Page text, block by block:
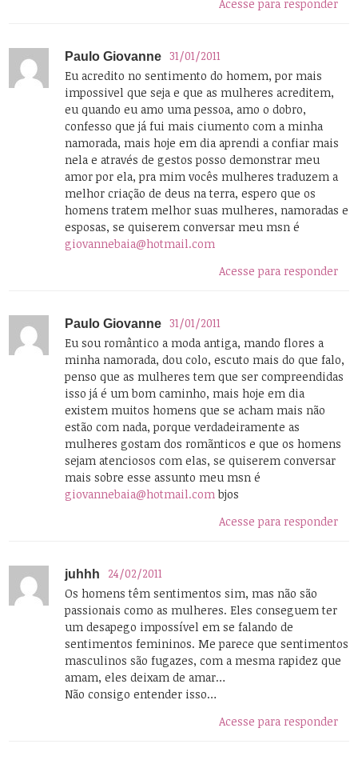
Acesse para responder
Paulo Giovanne
31/01/2011
Eu acredito no sentimento do homem, por mais
impossivel que seja e que as mulheres acreditem,
eu quando eu amo uma pessoa, amo o dobro,
confesso que já fui mais ciumento com a minha
namorada, mais hoje em dia aprendi a confiar mais
nela e através de gestos posso demonstrar meu
amor por ela, pra mim vocês mulheres traduzem a
melhor criação de deus na terra, espero que os
homens tratem melhor suas mulheres, namoradas e
esposas, se quiserem conversar meu msn é
giovannebaia@hotmail.com
Acesse para responder
Paulo Giovanne
31/01/2011
Eu sou romântico a moda antiga, mando flores a
minha namorada, dou colo, escuto mais do que falo,
penso que as mulheres tem que ser compreendidas
isso já é um bom caminho, mais hoje em dia
existem muitos homens que se acham mais não
estão com nada, porque verdadeiramente as
mulheres gostam dos romãnticos e que os homens
sejam atenciosos com elas, se quiserem conversar
mais sobre esse assunto meu msn é
giovannebaia@hotmail.com bjos
Acesse para responder
juhhh
24/02/2011
Os homens têm sentimentos sim, mas não são
passionais como as mulheres. Eles conseguem ter
um desapego impossível em se falando de
sentimentos femininos. Me parece que sentimentos
masculinos são fugazes, com a mesma rapidez que
amam, eles deixam de amar…
Não consigo entender isso…
Acesse para responder